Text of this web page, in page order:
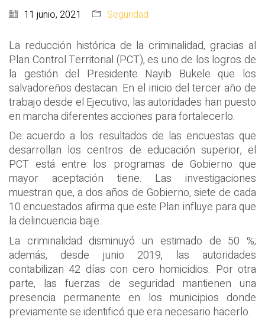
11 junio, 2021 Seguridad
La reducción histórica de la criminalidad, gracias al
Plan Control Territorial (PCT), es uno de los logros de
la gestión del Presidente Nayib Bukele que los
salvadoreños destacan. En el inicio del tercer año de
trabajo desde el Ejecutivo, las autoridades han puesto
en marcha diferentes acciones para fortalecerlo.
De acuerdo a los resultados de las encuestas que
desarrollan los centros de educación superior, el
PCT está entre los programas de Gobierno que
mayor aceptación tiene. Las investigaciones
muestran que, a dos años de Gobierno, siete de cada
10 encuestados afirma que este Plan influye para que
la delincuencia baje.
La criminalidad disminuyó un estimado de 50 %;
además, desde junio 2019, las autoridades
contabilizan 42 días con cero homicidios. Por otra
parte, las fuerzas de seguridad mantienen una
presencia permanente en los municipios donde
previamente se identificó que era necesario hacerlo.